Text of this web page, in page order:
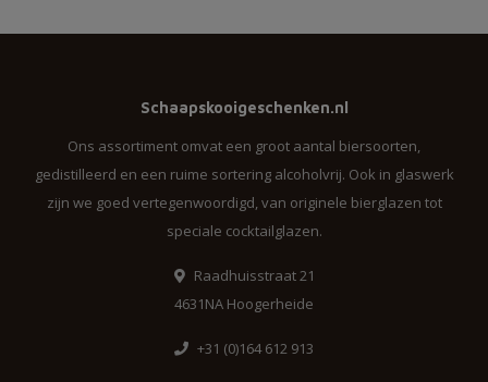
Schaapskooigeschenken.nl
Ons assortiment omvat een groot aantal biersoorten,
gedistilleerd en een ruime sortering alcoholvrij. Ook in glaswerk
zijn we goed vertegenwoordigd, van originele bierglazen tot
speciale cocktailglazen.
Raadhuisstraat 21
4631NA Hoogerheide
+31 (0)164 612 913